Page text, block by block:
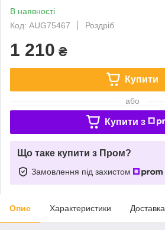
В наявності
Код: AUG75467
Роздріб
1 210 ₴
Купити
або
Купити з
Що таке купити з Пром?
Замовлення під захистом
Опис Характеристики Доставка